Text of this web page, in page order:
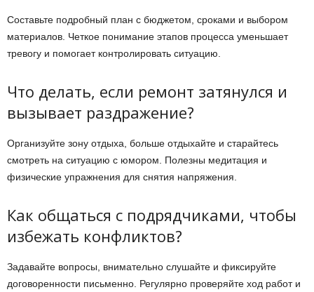
Составьте подробный план с бюджетом, сроками и выбором
материалов. Четкое понимание этапов процесса уменьшает
тревогу и помогает контролировать ситуацию.
Что делать, если ремонт затянулся и
вызывает раздражение?
Организуйте зону отдыха, больше отдыхайте и старайтесь
смотреть на ситуацию с юмором. Полезны медитация и
физические упражнения для снятия напряжения.
Как общаться с подрядчиками, чтобы
избежать конфликтов?
Задавайте вопросы, внимательно слушайте и фиксируйте
договоренности письменно. Регулярно проверяйте ход работ и